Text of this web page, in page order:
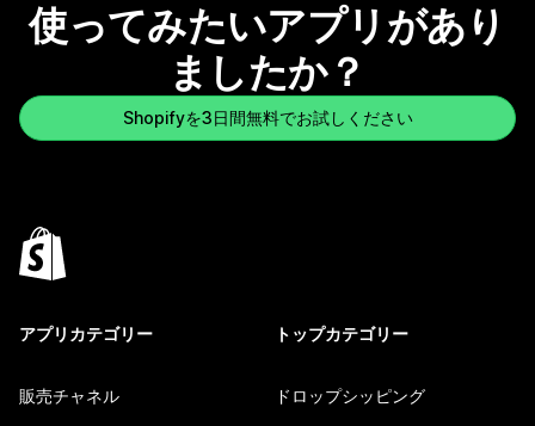
使ってみたいアプリがあり
ましたか？
Shopifyを3日間無料でお試しください
アプリカテゴリー
販売チャネル
トップカテゴリー
ドロップシッピング